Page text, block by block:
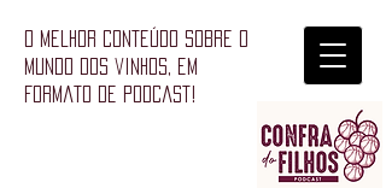
o melhor conteúdo sobre o
mundo dos vinhos, em
formato de podcast!